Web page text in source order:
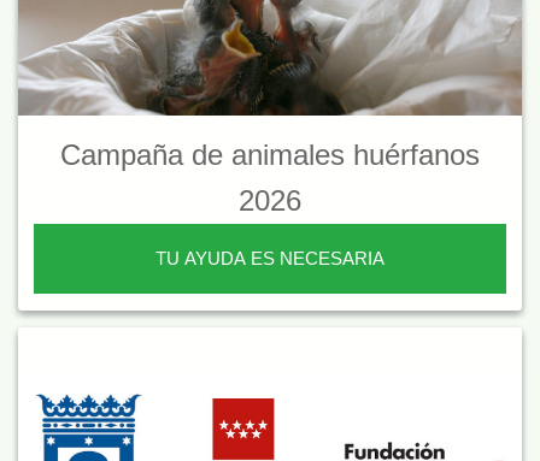
Campaña de animales huérfanos
2026
TU AYUDA ES NECESARIA